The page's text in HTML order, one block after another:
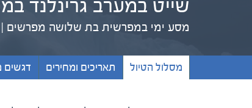
שייט במערב גרינלנד
מסע ימי במפרשית בת שלושה מפרשים | 10 ימים
מסלול הטיול תאריכים ומחירים דגשים